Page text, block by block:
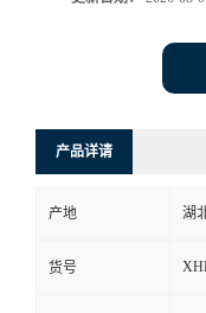
产品详请
产地 湖
货号